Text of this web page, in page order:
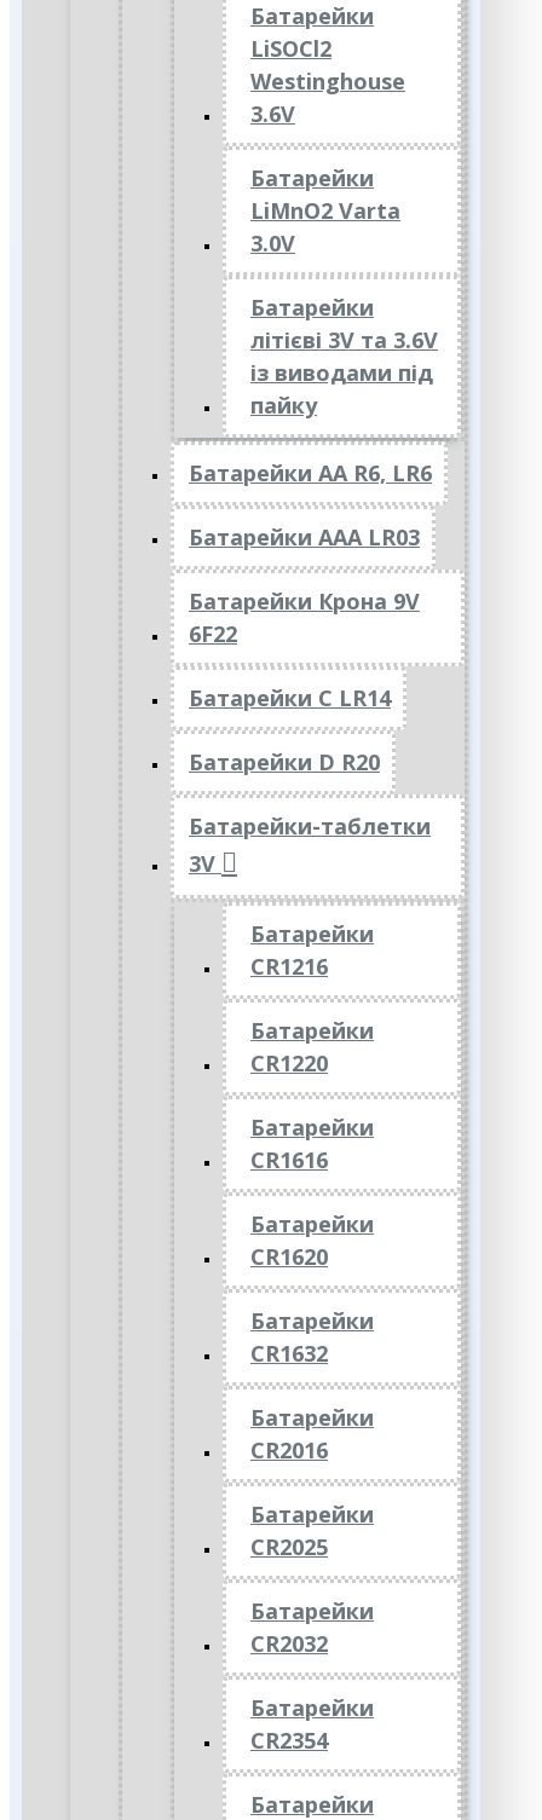
Батарейки
LiSOCl2
Westinghouse
3.6V
Батарейки
LiMnO2 Varta
3.0V
Батарейки
літієві 3V та 3.6V
із виводами під
пайку
Батарейки АА R6, LR6
Батарейки АAА LR03
Батарейки Крона 9V
6F22
Батарейки C LR14
Батарейки D R20
Батарейки-таблетки
3V
Батарейки
CR1216
Батарейки
CR1220
Батарейки
CR1616
Батарейки
CR1620
Батарейки
CR1632
Батарейки
CR2016
Батарейки
CR2025
Батарейки
CR2032
Батарейки
CR2354
Батарейки